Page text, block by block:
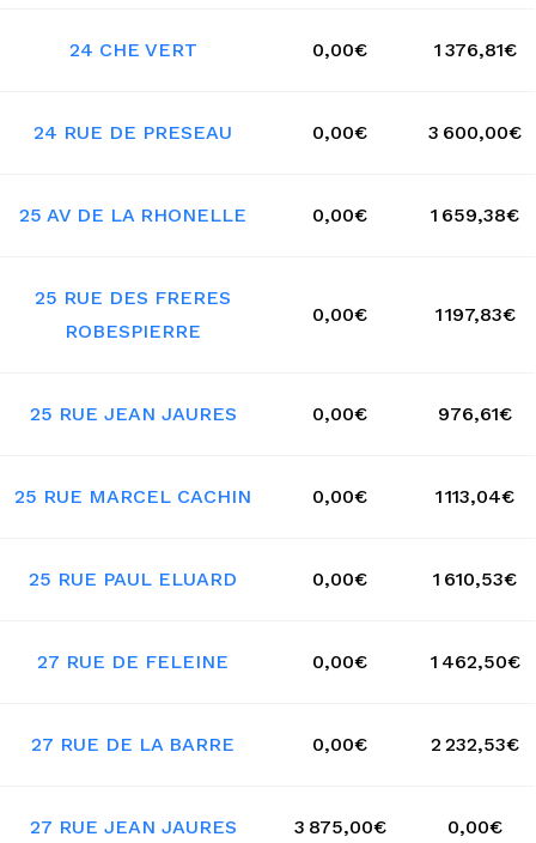
24 CHE VERT 0,00€ 1 376,81€
24 RUE DE PRESEAU 0,00€ 3 600,00€
25 AV DE LA RHONELLE 0,00€ 1 659,38€
25 RUE DES FRERES
ROBESPIERRE
0,00€ 1 197,83€
25 RUE JEAN JAURES 0,00€ 976,61€
25 RUE MARCEL CACHIN 0,00€ 1 113,04€
25 RUE PAUL ELUARD 0,00€ 1 610,53€
27 RUE DE FELEINE 0,00€ 1 462,50€
27 RUE DE LA BARRE 0,00€ 2 232,53€
27 RUE JEAN JAURES 3 875,00€ 0,00€